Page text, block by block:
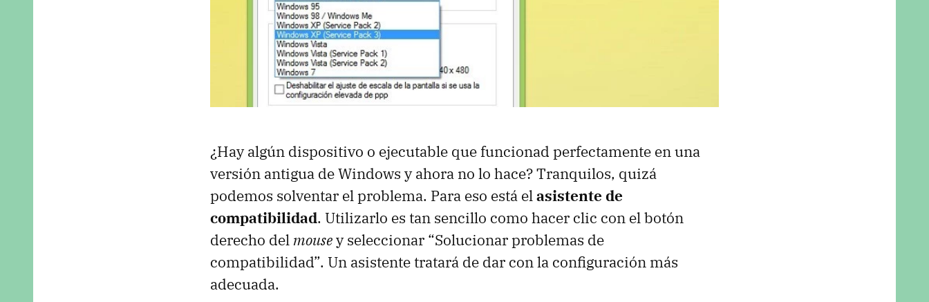
¿Hay algún dispositivo o ejecutable que funcionad perfectamente en una
versión antigua de Windows y ahora no lo hace? Tranquilos, quizá
podemos solventar el problema. Para eso está elasistente de
compatibilidad. Utilizarlo es tan sencillo como hacer clic con el botón
derecho del mousey seleccionar “Solucionar problemas de
compatibilidad”. Un asistente tratará de dar con la configuración más
adecuada.